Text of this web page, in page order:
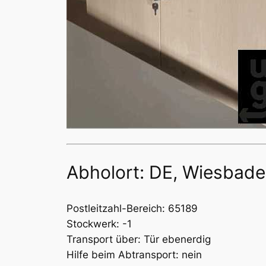
Abholort: DE,
Postleitzahl-Bereich: 65189
Stockwerk: -1
Transport über: Tür ebenerdig
Hilfe beim Abtransport: nein